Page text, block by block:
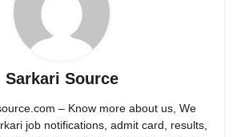
Sarkari Source
– Know more about us, We
job notifications, admit card, results,